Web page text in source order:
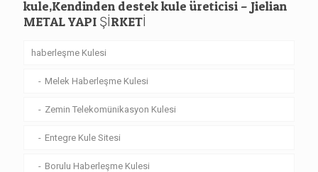
kule,Kendinden destek kule üreticisi – Jielian
METAL YAPI ŞİRKETİ
haberleşme Kulesi
Melek Haberleşme Kulesi
Zemin Telekomünikasyon Kulesi
Entegre Kule Sitesi
Borulu Haberleşme Kulesi